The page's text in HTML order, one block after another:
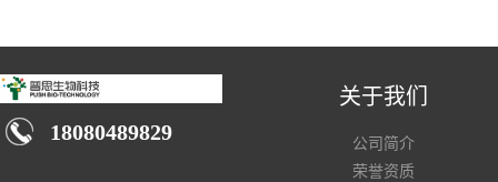
18080489829
关于我们
公司简介
荣誉资质